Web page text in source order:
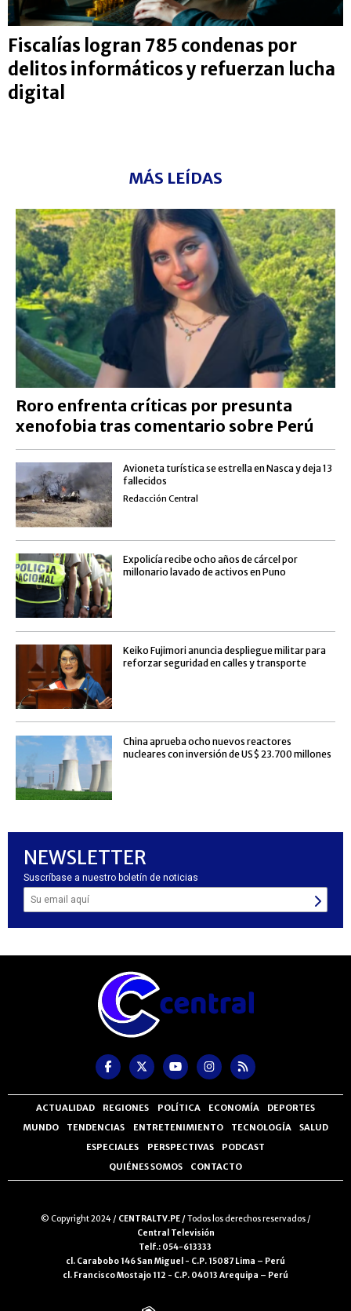
Fiscalías logran 785 condenas por
delitos informáticos y refuerzan lucha
digital
MÁS LEÍDAS
Roro enfrenta críticas por presunta
xenofobia tras comentario sobre Perú
Avioneta turística se estrella en Nasca y deja 13
fallecidos
Redacción Central
Expolicía recibe ocho años de cárcel por
millonario lavado de activos en Puno
Keiko Fujimori anuncia despliegue militar para
reforzar seguridad en calles y transporte
China aprueba ocho nuevos reactores
nucleares con inversión de US$ 23.700 millones
NEWSLETTER
Suscríbase a nuestro boletín de noticias
ACTUALIDAD REGIONES POLÍTICA ECONOMÍA
DEPORTES
MUNDO
TENDENCIAS ENTRETENIMIENTO TECNOLOGÍA
SALUD
ESPECIALES
PERSPECTIVAS
PODCAST
QUIÉNES SOMOS
CONTACTO
© Copyright 2024 / CENTRALTV.PE /Todos los derechos reservados /
Central Televisión
Telf.: 054-613333
cl. Carabobo 146 San Miguel - C.P. 15087 Lima – Perú
cl. Francisco Mostajo 112 - C.P. 04013 Arequipa – Perú